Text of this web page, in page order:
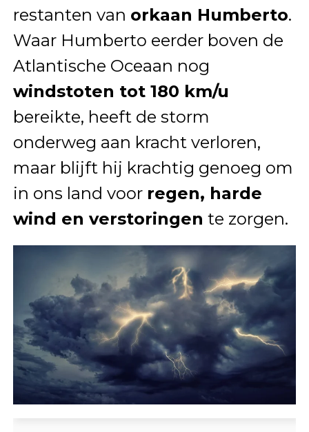
restanten van orkaan Humberto.
Waar Humberto eerder boven de
Atlantische Oceaan nog
windstoten tot 180 km/u
bereikte, heeft de storm
onderweg aan kracht verloren,
maar blijft hij krachtig genoeg om
in ons land voor regen, harde
wind en verstoringen te zorgen.